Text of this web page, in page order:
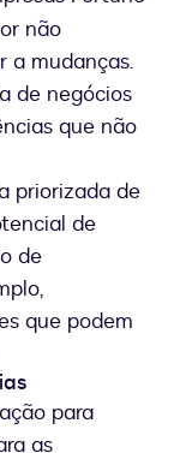
não
a mudanças.
de negócios
que não
priorizada de
de
de
que podem
para
as